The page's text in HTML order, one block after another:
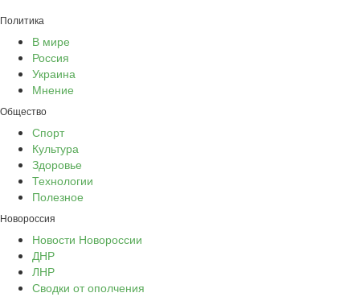
Политика
В мире
Россия
Украина
Мнение
Общество
Спорт
Культура
Здоровье
Технологии
Полезное
Новороссия
Новости Новороссии
ДНР
ЛНР
Сводки от ополчения